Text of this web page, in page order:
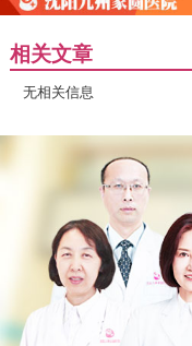
相关文章
无相关信息